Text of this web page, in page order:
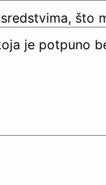
je potpuno